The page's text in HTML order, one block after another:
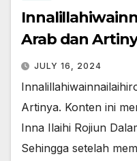
Arab dan
JULY 16, 2024
Artinya. Konten ini
Inna Ilaihi Rojiun
Sehingga setelah